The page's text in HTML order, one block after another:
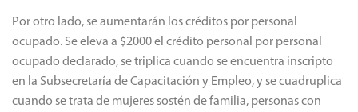
Por otro lado, se aumentarán los créditos por personal
ocupado. Se eleva a $2000 el crédito personal por personal
ocupado declarado, se triplica cuando se encuentra inscripto
en la Subsecretaría de Capacitación y Empleo, y se cuadruplica
cuando se trata de mujeres sostén de familia, personas con